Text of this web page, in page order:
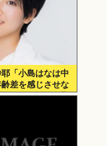
耶「小島はなは中
差を感じさせな
ているが、同期